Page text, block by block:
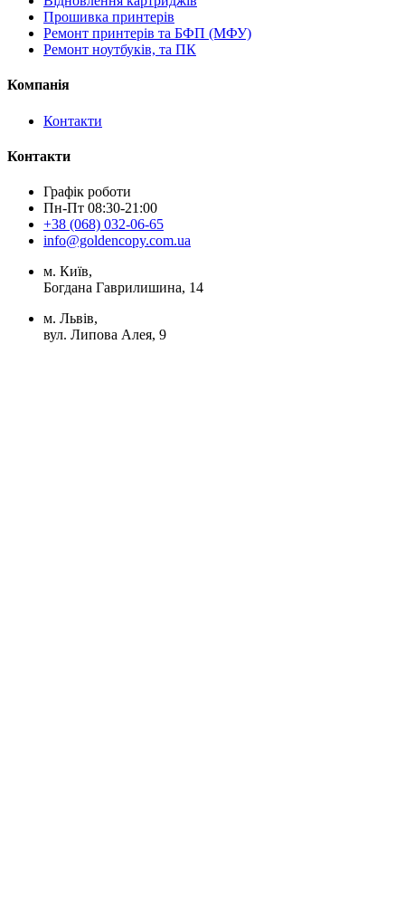
Прошивка принтерів
Ремонт принтерів та БФП (МФУ)
Ремонт ноутбуків, та ПК
Компанія
Контакти
Контакти
Графік роботи
Пн-Пт 08:30-21:00
+38 (068) 032-06-65
info@goldencopy.com.ua
м. Київ,
Богдана Гаврилишина, 14
м. Львів,
вул. Липова Алея, 9